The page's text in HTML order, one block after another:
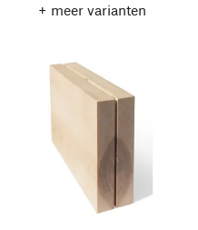
+ meer varianten